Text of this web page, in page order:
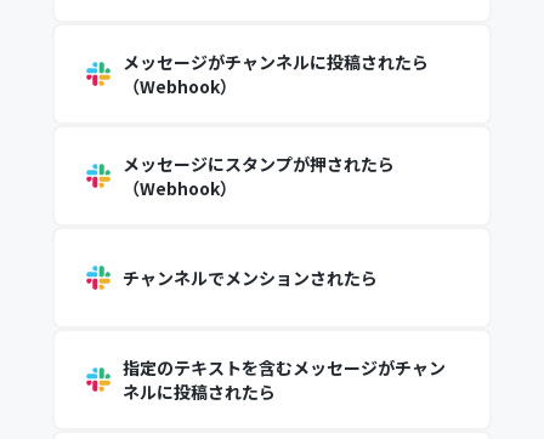
メッセージがチャンネルに投稿されたら
（Webhook）
メッセージにスタンプが押されたら
（Webhook）
チャンネルでメンションされたら
指定のテキストを含むメッセージがチャン
ネルに投稿されたら